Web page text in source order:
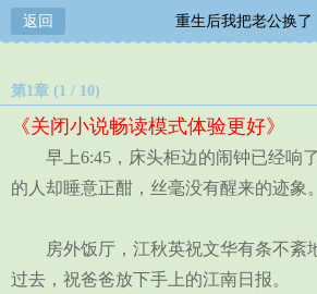
返回 重生后我把老公换了
第1章 (1 / 10)
《关闭小说畅读模式体验更好》
早上6:45，床头柜边的闹钟已经响
的人却睡意正酣，丝毫没有醒来的迹象。
房外饭厅，江秋英祝文华有条不紊
过去，祝爸爸放下手上的江南日报。